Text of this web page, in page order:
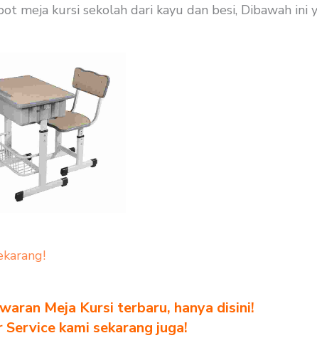
meja kursi sekolah dari kayu dan besi, Dibawah ini
Meja Kursi terbaru, hanya disini!
kami sekarang juga!